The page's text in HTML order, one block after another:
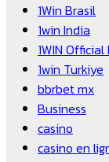
1Win Brasil
1win India
1WIN Official
1win Turkiye
bbrbet mx
Business
casino
casino en